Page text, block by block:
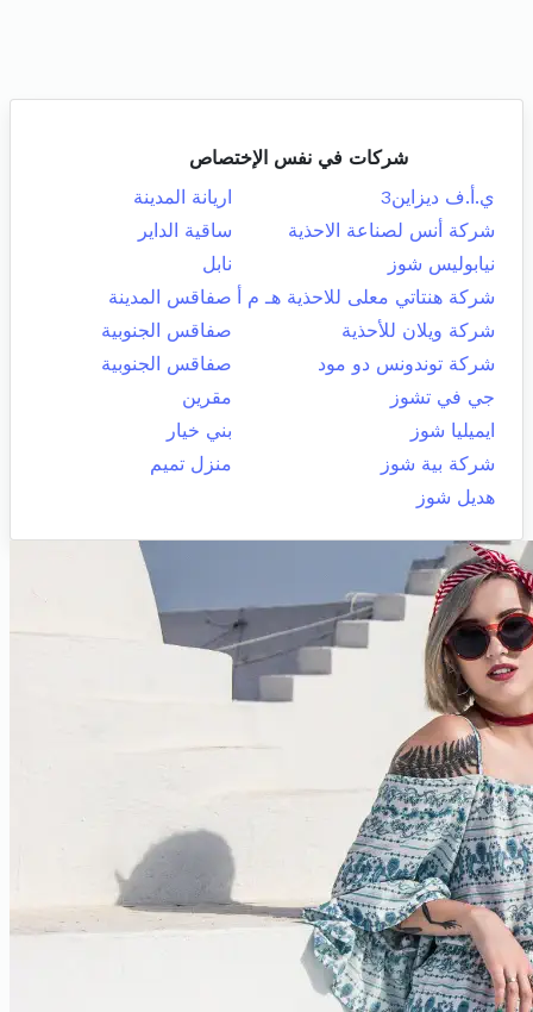
شركات في نفس الإختصاص
ي.أ.ف ديزاين3
اريانة المدينة
شركة أنس لصناعة الاحذية
ساقية الداير
نيابوليس شوز
نابل
شركة هنتاتي معلى للاحذية هـ م أ
صفاقس المدينة
شركة ويلان للأحذية
صفاقس الجنوبية
شركة توندونس دو مود
صفاقس الجنوبية
جي في تشوز
مقرين
ايميليا شوز
بني خيار
شركة بية شوز
منزل تميم
هديل شوز